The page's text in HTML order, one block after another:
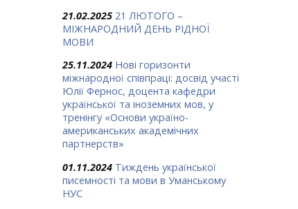
21.02.2025 21 ЛЮТОГО –
МІЖНАРОДНИЙ ДЕНЬ РІДНОЇ
МОВИ
25.11.2024 Нові горизонти
міжнародної співпраці: досвід участі
Юлії Фернос, доцента кафедри
української та іноземних мов, у
тренінгу «Основи україно-
американських академічних
партнерств»
01.11.2024 Тиждень української
писемності та мови в Уманському
НУС